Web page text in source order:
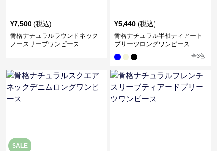
¥7,500 (税込)
骨格ナチュラルラウンドネック
ノースリーブワンピース
¥5,440 (税込)
骨格ナチュラル半袖ティアード
プリーツロングワンピース
全3色
SALE